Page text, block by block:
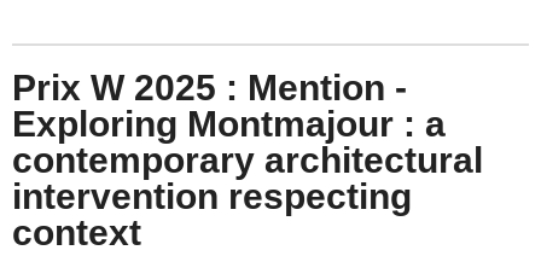
Prix W 2025 : Mention -
Exploring Montmajour : a
contemporary architectural
intervention respecting
context